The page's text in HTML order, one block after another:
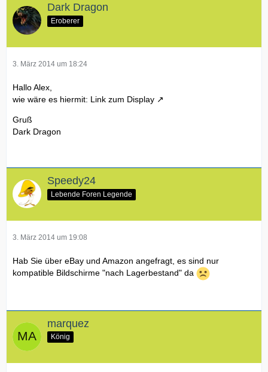
Dark Dragon
Eroberer
3. März 2014 um 18:24
Hallo Alex,
wie wäre es hiermit: Link zum Display
Gruß
Dark Dragon
Speedy24
Lebende Foren Legende
3. März 2014 um 19:08
Hab Sie über eBay und Amazon angefragt, es sind nur
kompatible Bildschirme "nach Lagerbestand" da
marquez
König